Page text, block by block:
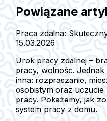
Powiązane
Praca zdalna:
15.03.2026
Urok pracy zdalnej –
pracy, wolność.
inna: rozpraszanie,
osobistym oraz uczucie
pracy. Pokażemy, jak
system pracy z domu.